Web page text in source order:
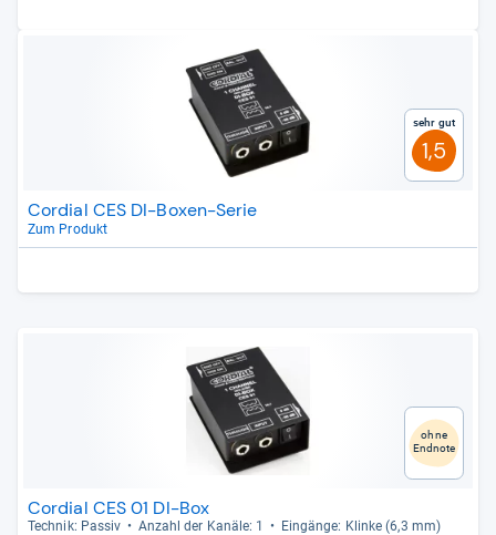
Sehr gut
1,5
Cordial CES DI-Boxen-Serie
Zum Produkt
ohne
Endnote
Cordial CES 01 DI-Box
Tech­nik: Pas­siv Anzahl der Kanäle: 1
Ein­gänge: Klinke (6,3 mm)